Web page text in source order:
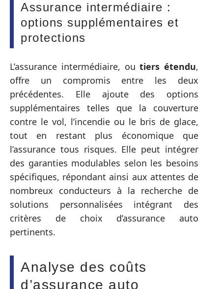
Assurance intermédiaire :
options supplémentaires et
protections
L’assurance intermédiaire, outiers étendu,
offre un compromis entre les deux
précédentes. Elle ajoute des options
supplémentaires telles que la couverture
contre le vol, l’incendie ou le bris de glace,
tout en restant plus économique que
l’assurance tous risques. Elle peut intégrer
des garanties modulables selon les besoins
spécifiques, répondant ainsi aux attentes de
nombreux conducteurs à la recherche de
solutions personnalisées intégrant des
critères de choix d’assurance auto
pertinents.
Analyse des coûts
d’assurance auto